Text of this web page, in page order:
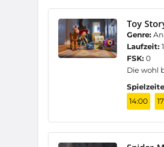
Toy
Genre:
Laufzeit:
FSK: 0
Die wohl
14:00